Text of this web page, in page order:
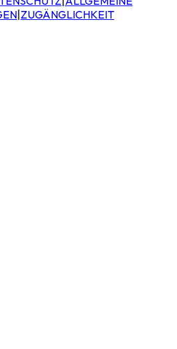
|ZUGÄNGLICHKEIT